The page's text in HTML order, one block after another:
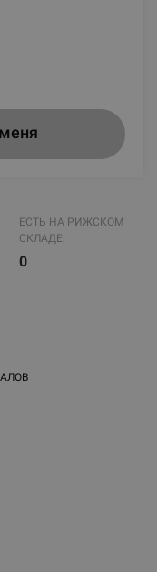
ЕСТЬ НА РИЖСКОМ
СКЛАДЕ:
0